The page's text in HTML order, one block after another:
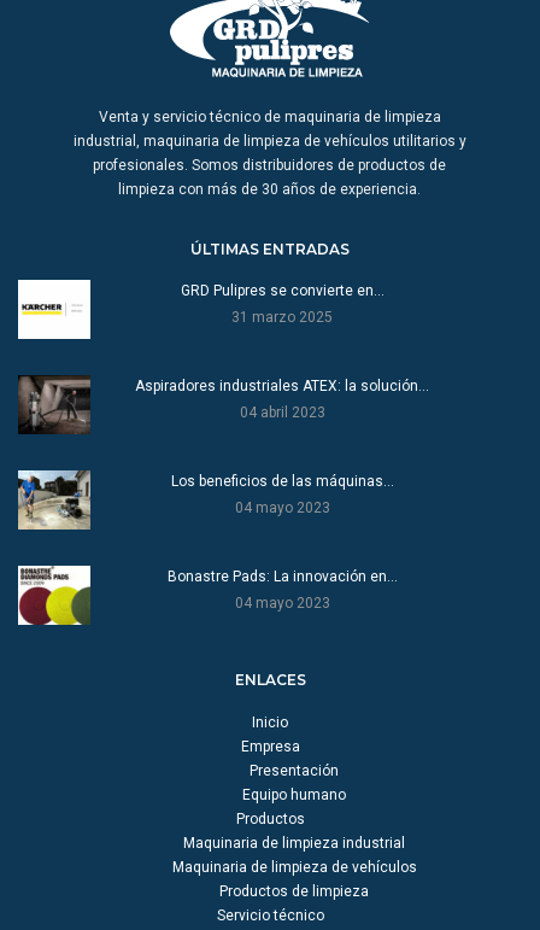
Venta y servicio técnico de maquinaria de limpieza
industrial, maquinaria de limpieza de vehículos utilitarios y
profesionales. Somos distribuidores de productos de
limpieza con más de 30 años de experiencia.
ÚLTIMAS ENTRADAS
GRD Pulipres se convierte en…
31 marzo 2025
Aspiradores industriales ATEX: la solución…
04 abril 2023
Los beneficios de las máquinas…
04 mayo 2023
Bonastre Pads: La innovación en…
04 mayo 2023
ENLACES
Inicio
Empresa
Presentación
Equipo humano
Productos
Maquinaria de limpieza industrial
Maquinaria de limpieza de vehículos
Productos de limpieza
Servicio técnico